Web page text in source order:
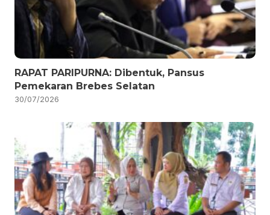
RAPAT PARIPURNA: Dibentuk, Pansus
Pemekaran Brebes Selatan
30/07/2026